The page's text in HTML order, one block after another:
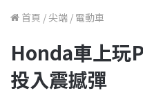
首頁 /尖端 / 電動車
Honda車上玩
投入震撼彈